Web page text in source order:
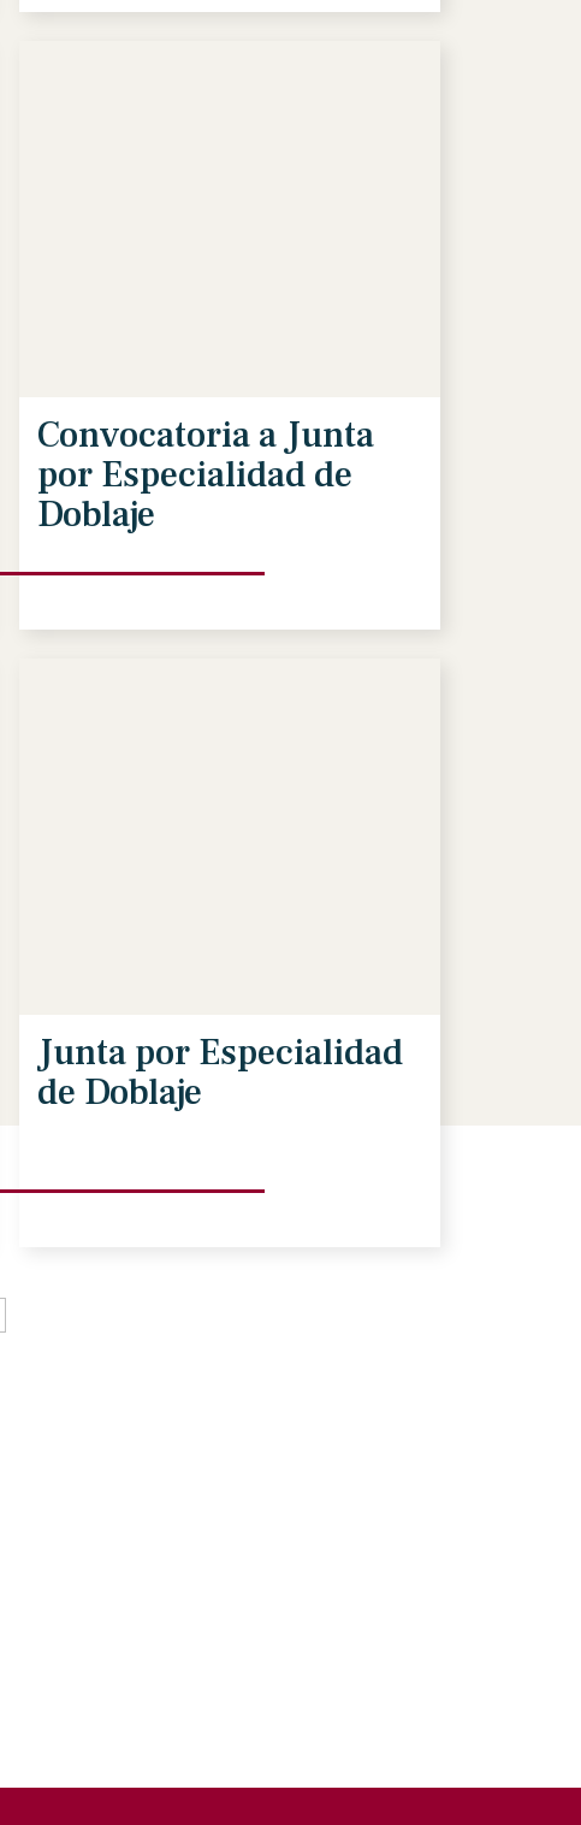
Convocatoria a Junta
por Especialidad de
Doblaje
Junta por Especialidad
de Doblaje